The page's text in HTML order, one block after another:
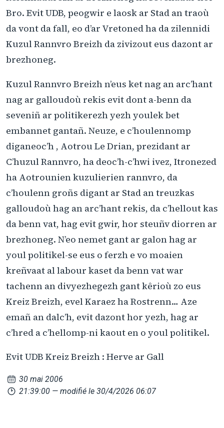
Bro. Evit UDB, peogwir e laosk ar Stad an traoù
da vont da fall, eo d’ar Vretoned ha da zilennidi
Kuzul Rannvro Breizh da zivizout eus dazont ar
brezhoneg.
Kuzul Rannvro Breizh n’eus ket nag an arc’hant
nag ar galloudoù rekis evit dont a-benn da
seveniñ ar politikerezh yezh youlek bet
embannet gantañ. Neuze, e c’houlennomp
diganeoc’h , Aotrou Le Drian, prezidant ar
C’huzul Rannvro, ha deoc’h-c’hwi ivez, Itronezed
ha Aotrounien kuzulierien rannvro, da
c’houlenn groñs digant ar Stad an treuzkas
galloudoù hag an arc’hant rekis, da c’hellout kas
da benn vat, hag evit gwir, hor steuñv diorren ar
brezhoneg. N’eo nemet gant ar galon hag ar
youl politikel-se eus o ferzh e vo moaien
kreñvaat al labour kaset da benn vat war
tachenn an divyezhegezh gant kêrioù zo eus
Kreiz Breizh, evel Karaez ha Rostrenn… Aze
emañ an dalc’h, evit dazont hor yezh, hag ar
c’hred a c’hellomp-ni kaout en o youl politikel.
Evit UDB Kreiz Breizh : Herve ar Gall
30 mai 2006
21:39:00 — modifié le 30/4/2026 06:07